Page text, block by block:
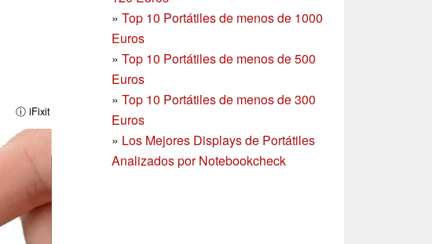
» Top 10 Portátiles de menos de 1000
Euros
» Top 10 Portátiles de menos de 500
Euros
» Top 10 Portátiles de menos de 300
Euros
» Los Mejores Displays de Portátiles
Analizados por Notebookcheck
ⓘ iFixit